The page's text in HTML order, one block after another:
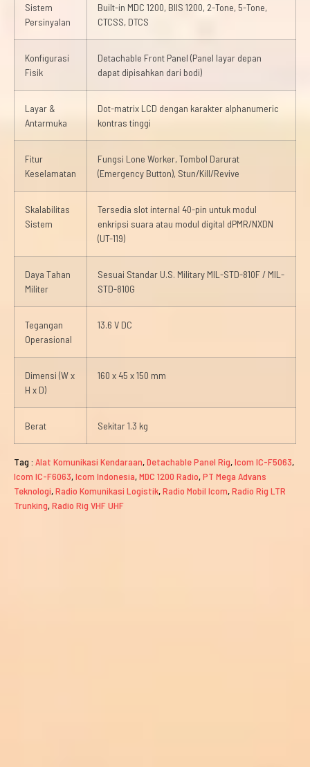
Sistem
Persinyalan
Built-in MDC 1200, BIIS 1200, 2-Tone, 5-Tone,
CTCSS, DTCS
Konfigurasi
Fisik
Detachable Front Panel (Panel layar depan
dapat dipisahkan dari bodi)
Layar &
Antarmuka
Dot-matrix LCD dengan karakter alphanumeric
kontras tinggi
Fitur
Keselamatan
Fungsi Lone Worker, Tombol Darurat
(Emergency Button), Stun/Kill/Revive
Skalabilitas
Sistem
Tersedia slot internal 40-pin untuk modul
enkripsi suara atau modul digital dPMR/NXDN
(UT-119)
Daya Tahan
Militer
Sesuai Standar U.S. Military MIL-STD-810F / MIL-
STD-810G
Tegangan
Operasional
13.6 V DC
Dimensi (W x
H x D)
160 x 45 x 150 mm
Berat Sekitar 1.3 kg
Tag : Alat Komunikasi Kendaraan,Detachable Panel Rig,Icom IC-F5063,
Icom IC-F6063,Icom Indonesia,MDC 1200 Radio,PT Mega Advans
Teknologi,Radio Komunikasi Logistik,Radio Mobil Icom,Radio Rig LTR
Trunking,Radio Rig VHF UHF